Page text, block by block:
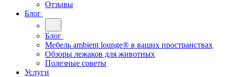
Отзывы
Блог
Блог
Мебель ambient lounge® в ваших пространствах
Обзоры лежаков для животных
Полезные советы
Услуги